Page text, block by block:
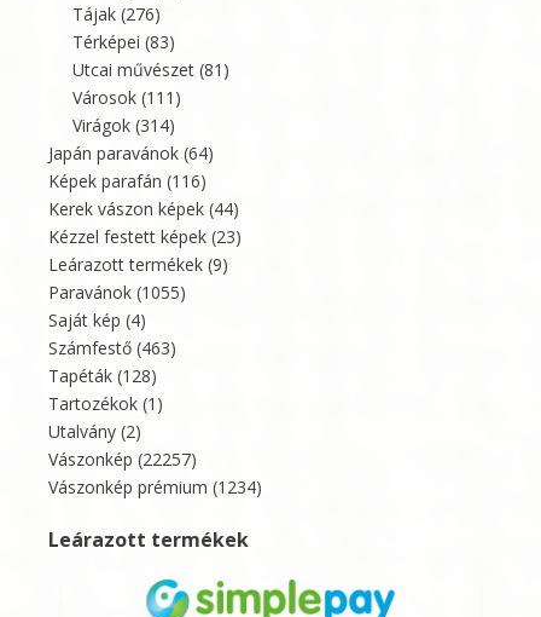
Tájak (276)
Térképei (83)
Utcai művészet (81)
Városok (111)
Virágok (314)
Japán paravánok (64)
Képek parafán (116)
Kerek vászon képek (44)
Kézzel festett képek (23)
Leárazott termékek (9)
Paravánok (1055)
Saját kép (4)
Számfestő (463)
Tapéták (128)
Tartozékok (1)
Utalvány (2)
Vászonkép (22257)
Vászonkép prémium (1234)
Leárazott termékek